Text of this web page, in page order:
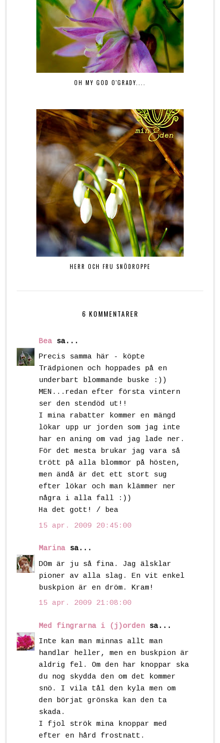
OH MY GOD O'GRADY....
HERR OCH FRU SNÖDROPPE
6 KOMMENTARER
Bea sa...
Precis samma här - köpte
Trädpionen och hoppades på en
underbart blommande buske :))
MEN...redan efter första vintern
ser den stendöd ut!!
I mina rabatter kommer en mängd
lökar upp ur jorden som jag inte
har en aning om vad jag lade ner.
För det mesta brukar jag vara så
trött på alla blommor på hösten,
men ändå är det ett stort sug
efter lökar och man klämmer ner
några i alla fall :))
Ha det gott! / bea
15 apr. 2009 20:45:00
Marina sa...
DOm är ju så fina. Jag älsklar
pioner av alla slag. En vit enkel
buskpion är en dröm. Kram!
15 apr. 2009 21:08:00
Med fingrarna i (j)orden sa...
Inte kan man minnas allt man
handlar heller, men en buskpion är
aldrig fel. Om den har knoppar ska
du nog skydda den om det kommer
snö. I vila tål den kyla men om
den börjat grönska kan den ta
skada.
I fjol strök mina knoppar med
efter en hård frostnatt.